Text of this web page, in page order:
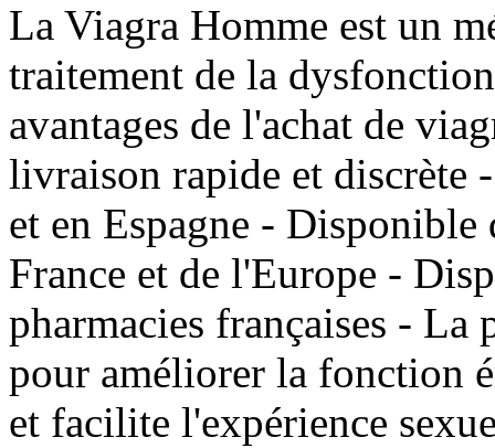
La Viagra Homme est un
traitement de la
avantages de l'achat de
livraison rapide et discrète
et en Espagne -
France et de l'Europe -
pharmacies françaises -
pour améliorer la fonction
et facilite l'expérience